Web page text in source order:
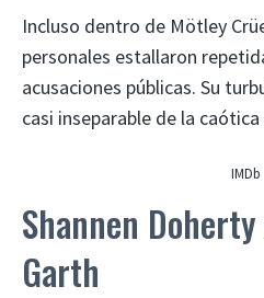
Incluso dentro de Mötley
personales estallaron
acusaciones públicas. Su
casi inseparable de la
IMDb
Shannen
Garth